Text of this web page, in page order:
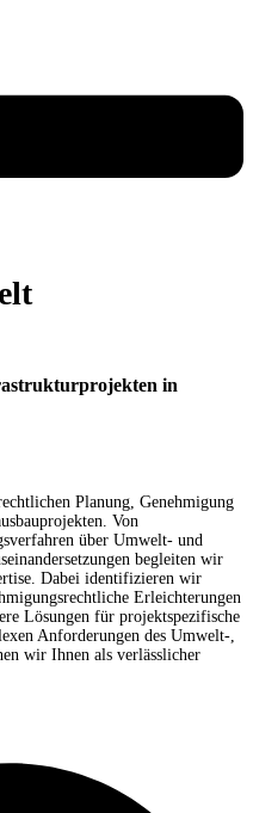
in
Planung, Genehmigung
Von
über Umwelt- und
begleiten wir
Dabei identifizieren wir
Erleichterungen
Lösungen für projektspezifische
Anforderungen des Umwelt-,
wir Ihnen als verlässlicher